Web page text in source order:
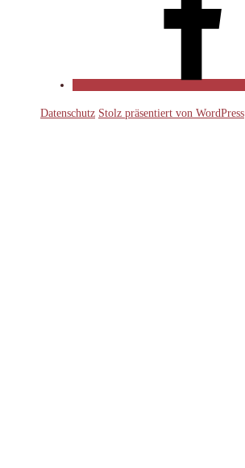
Datenschutz Stolz präsentiert von WordPress